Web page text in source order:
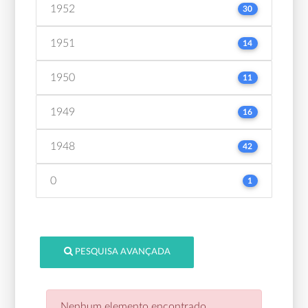
1952 30
1951 14
1950 11
1949 16
1948 42
0 1
PESQUISA AVANÇADA